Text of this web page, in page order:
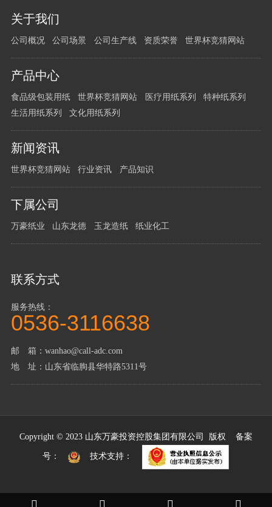
关于我们
公司概况 公司场景 公司生产线 资质荣誉 世界杯竞猜网站
产品中心
食品级包装用纸 世界杯竞猜网站 医疗用纸系列
特种纸系列
生活用纸系列
文化用纸系列
新闻资讯
世界杯竞猜网站 行业资讯 产品知识
下属公司
万豪纸业 山东龙德 玉龙造纸 纸业化工
联系方式
服务热线：
0536-3116638
邮 箱：wanhao@call-adc.com
地 址：山东省临朐县华特路5311号
Copyright © 2023 山东万豪投资控股集团有限公司 版权 备案
号： 技术支持：